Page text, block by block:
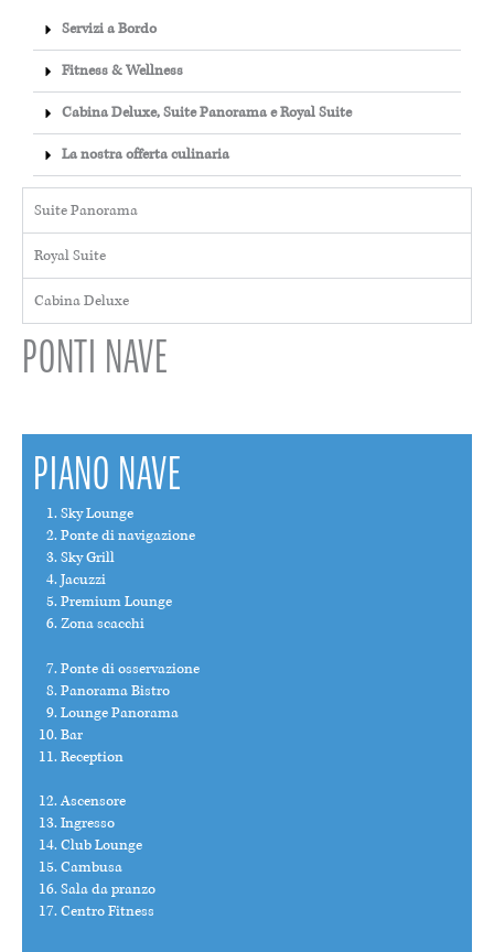
Servizi a Bordo
Fitness & Wellness
Cabina Deluxe, Suite Panorama e Royal Suite
La nostra offerta culinaria
Suite Panorama
Royal Suite
Cabina Deluxe
PONTI NAVE
PIANO NAVE
Sky Lounge
Ponte di navigazione
Sky Grill
Jacuzzi
Premium Lounge
Zona scacchi
Ponte di osservazione
Panorama Bistro
Lounge Panorama
Bar
Reception
Ascensore
Ingresso
Club Lounge
Cambusa
Sala da pranzo
Centro Fitness